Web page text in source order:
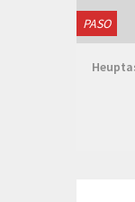
PASO